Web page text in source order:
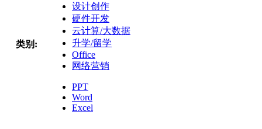
类别:
设计创作
硬件开发
云计算/大数据
升学/留学
Office
网络营销
PPT
Word
Excel